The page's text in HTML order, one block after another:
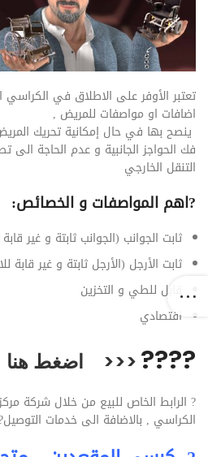
تعتبر الأوفر على الاطلاق في الكراسي
اضافات او مواصفات للمريض ,
ينصح بها في حال إمكانية تحريك
فك الحواجز الجانبية و عدم الحاجة
التنقل الخارجي
?اهم المواصفات و الخصائص:
ثابت الجوانب (الجوانب ثابتة و غير قابة
ثابت الأرجل (الأرجل ثابتة و غير قابة
قابل للطي و التخزين
اقتصادي
??
??
<<< اضغط هنا
? الرابط الخاص للبيع من خلال شركة
الكراسي , بالاضافة الى خدمات التوصيل